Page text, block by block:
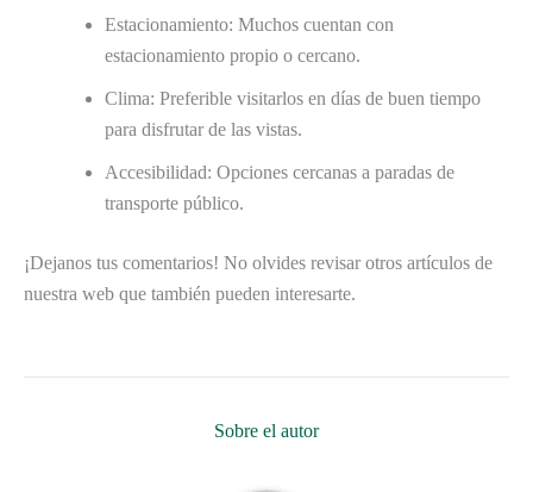
Estacionamiento: Muchos cuentan con
estacionamiento propio o cercano.
Clima: Preferible visitarlos en días de buen tiempo
para disfrutar de las vistas.
Accesibilidad: Opciones cercanas a paradas de
transporte público.
¡Dejanos tus comentarios! No olvides revisar otros artículos de
nuestra web que también pueden interesarte.
Sobre el autor